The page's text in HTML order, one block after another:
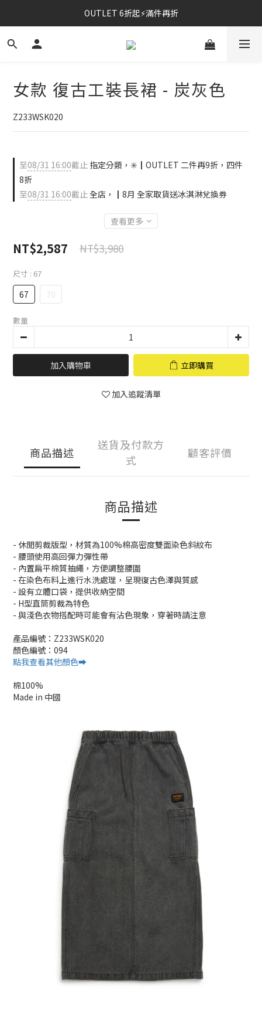
⚡春夏新品｜二件85折
OUTLET 6折起⚡滿件再折
⚡春夏新品｜二件85折
女款 復古工裝長裙 - 炭灰色
Z233WSK020
至08/31 16:00截止 指定分類，✳️┃OUTLET 二件再9折，四件
8折
至08/31 16:00截止全店，┃8月 全家取貨送冰淇淋兌換券
查看更多
NT$2,587 NT$3,980
尺寸 : 67
67 70
數量
加入購物車 立即購買
加入追蹤清單
商品描述
送貨及付款方
式
顧客評價
商品描述
- 休閒剪裁版型，材質為100%棉高密度雙面染色斜紋布
- 腰頭使用高回彈力彈性帶
- 內置扁平棉質抽繩，方便調整腰圍
- 在染色布料上進行水洗處理，呈現復古色澤與質感
- 設有立體口袋，提供收納空間
- H型直筒剪裁為特色
- 與淺色衣物搭配時可能會有沾色現象，穿著時請注意
產品編號：Z233WSK020
顏色編號：094
點我查看其他顏色➡️
棉100%
Made in 中國